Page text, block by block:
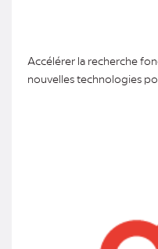
Accélérer la recherche
nouvelles technologies